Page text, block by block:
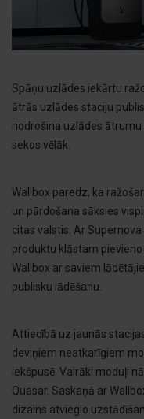
Spāņu uzlādes iekārtu
ātrās uzlādes staciju
nodrošina uzlādes ātrumu
sekos vēlāk.
Wallbox paredz, ka
un pārdošana sāksies
citas valstis. Ar
produktu klāstam
Wallbox ar saviem
publisku lādēšanu.
Attiecībā uz jaunās
deviņiem neatkarīgiem
iekšpusē. Vairāki moduļi
Quasar. Saskaņā ar
dizains atvieglo